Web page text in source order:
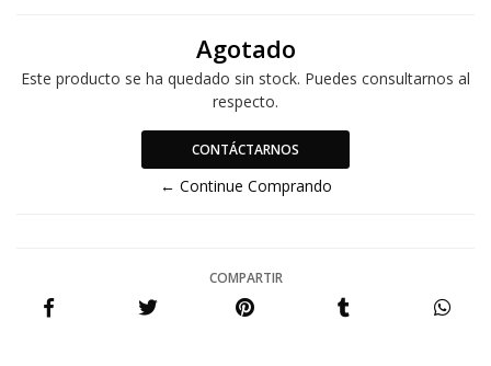
Agotado
Este producto se ha quedado sin stock. Puedes consultarnos al
respecto.
CONTÁCTARNOS
← Continue Comprando
COMPARTIR